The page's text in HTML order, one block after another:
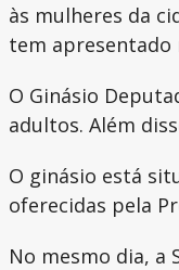
às mulheres da
tem apresentado
O Ginásio
adultos. Além
O ginásio está
oferecidas pela
No mesmo dia, a